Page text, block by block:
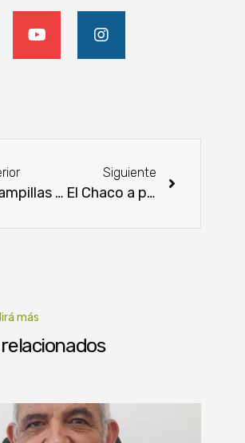
Estampillas de Olimpiadas Especiales 2024 están en circulación
Siguiente
El Chaco a punto de estrenar su renovado corredor vial
más